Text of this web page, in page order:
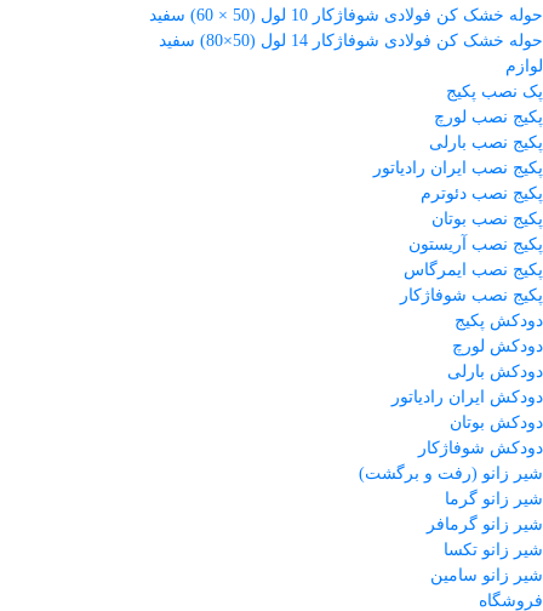
حوله خشک کن فولادی شوفاژکار 10 لول (50 × 60) سفید
حوله خشک کن فولادی شوفاژکار 14 لول (50×80) سفید
لوازم
پک نصب پکیج
پکیج نصب لورچ
پکیج نصب بارلی
پکیج نصب ایران رادیاتور
پکیج نصب دئوترم
پکیج نصب بوتان
پکیج نصب آریستون
پکیج نصب ایمرگاس
پکیج نصب شوفاژکار
دودکش پکیج
دودکش لورچ
دودکش بارلی
دودکش ایران رادیاتور
دودکش بوتان
دودکش شوفاژکار
شیر زانو (رفت و برگشت)
شیر زانو گرما
شیر زانو گرمافر
شیر زانو تکسا
شیر زانو سامین
فروشگاه